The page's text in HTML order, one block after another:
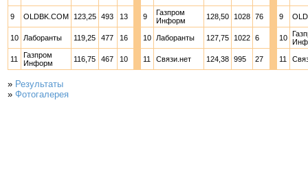
9 OLDBK.COM 123,25 493 13 9
Газпром
Информ
128,50 1028 76 9
10 Лаборанты 119,25 477 16 10 Лаборанты 127,75 1022 6 10
11
Газпром
Информ
116,75 467 10 11 Связи.нет 124,38 995 27 11
» Результаты
» Фотогалерея